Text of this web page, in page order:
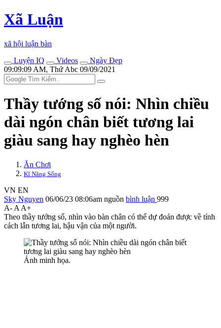
Xã Luận
xã hội luận bàn
Luyện IQ
Videos
Ngày Đẹp
09:09:09 AM, Thứ Abc 09/09/2021
Thầy tướng số nói: Nhìn chiều
dài ngón chân biết tương lai
giàu sang hay nghèo hèn
Ăn Chơi
Kĩ Năng Sống
VN EN
Sky Nguyen 06/06/23 08:06am nguồn bình luận 999
A- A A+
Theo thầy tướng số, nhìn vào bàn chân có thể dự đoán được về tính
cách lẫn tương lai, hậu vận của một người.
Ảnh minh họa.